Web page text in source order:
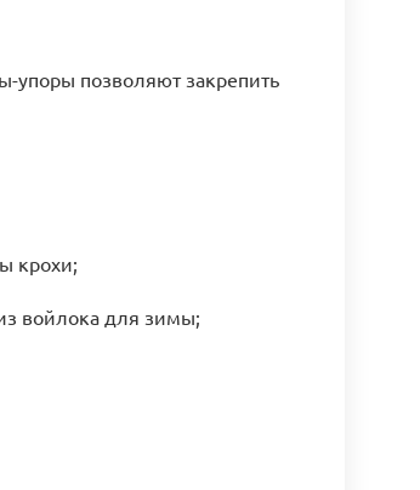
упоры позволяют закрепить
крохи;
войлока для зимы;